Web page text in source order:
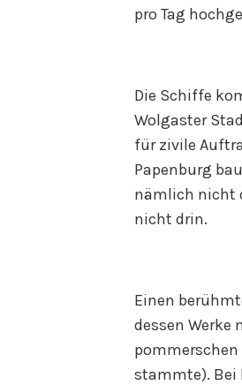
pro Tag
Die Schiffe
Wolgaster
für zivile
Papenburg
nämlich nicht
nicht drin.
Einen
dessen Werke
pommerschen
stammte). Bei